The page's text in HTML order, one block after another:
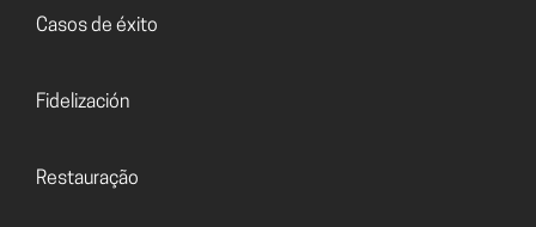
Casos de éxito
Fidelización
Restauração